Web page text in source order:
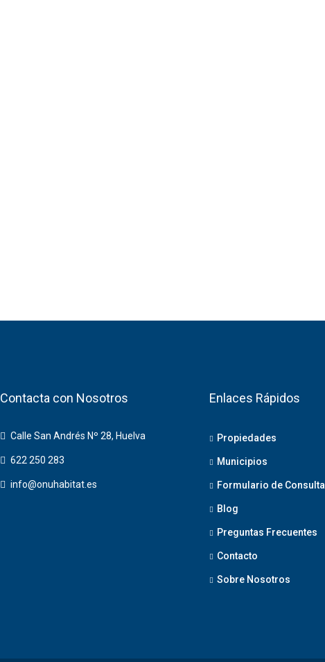
Contacta con Nosotros
Calle San Andrés Nº 28, Huelva
622 250 283
info@onuhabitat.es
Enlaces Rápidos
Propiedades
Municipios
Formulario de Consulta
Blog
Preguntas Frecuentes
Contacto
Sobre Nosotros